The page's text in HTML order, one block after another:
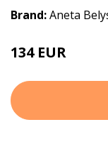
Brand:Aneta
134 EUR